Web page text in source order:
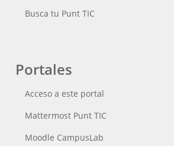
Busca tu Punt TIC
Portales
Acceso a este portal
Mattermost Punt TIC
Moodle CampusLab